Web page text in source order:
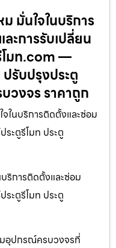
มั่นใจในบริการ
ะการรับเปลี่ยน
โมท.com —
รับปรุงประตู
วงจร ราคาถูก
ในบริการติดตั้งและซ่อม
ระตูรีโมท ประตู
ริการติดตั้งและซ่อม
ระตูรีโมท ประตู
อุปกรณ์ครบวงจรที่